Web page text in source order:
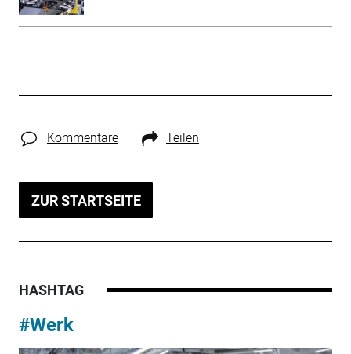
Kommentare Teilen
ZUR STARTSEITE
HASHTAG
#Werk